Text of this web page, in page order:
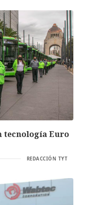
tecnología Euro
REDACCIÓN TYT